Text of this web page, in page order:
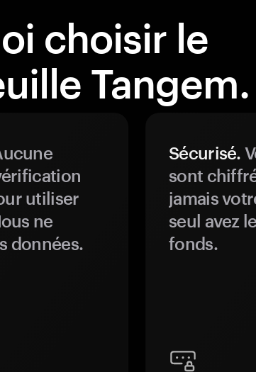
choisir le
Tangem.
utiliser
ne
données.
Sécurisé.
sont
jamais
seul avez
fonds.